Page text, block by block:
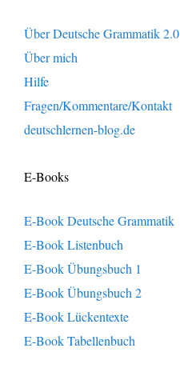
Über Deutsche Grammatik 2.0
Über mich
Hilfe
Fragen/Kommentare/Kontakt
deutschlernen-blog.de
E-Books
E-Book Deutsche Grammatik
E-Book Listenbuch
E-Book Übungsbuch 1
E-Book Übungsbuch 2
E-Book Lückentexte
E-Book Tabellenbuch